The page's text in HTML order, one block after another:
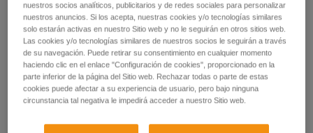
nuestros socios analíticos, publicitarios y de redes sociales para personalizar
nuestros anuncios. Si los acepta, nuestras cookies y/o tecnologías similares
solo estarán activas en nuestro Sitio web y no le seguirán en otros sitios web.
Las cookies y/o tecnologías similares de nuestros socios le seguirán a través
de su navegación. Puede retirar su consentimiento en cualquier momento
haciendo clic en el enlace "Configuración de cookies", proporcionado en la
parte inferior de la página del Sitio web. Rechazar todas o parte de estas
cookies puede afectar a su experiencia de usuario, pero bajo ninguna
circunstancia tal negativa le impedirá acceder a nuestro Sitio web.